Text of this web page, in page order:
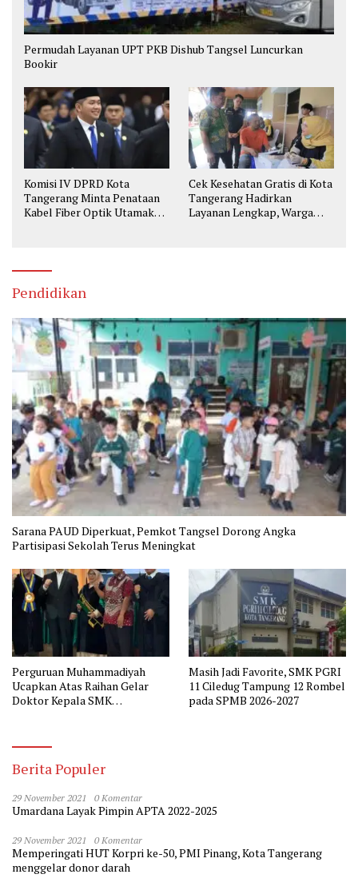
Permudah Layanan UPT PKB Dishub Tangsel Luncurkan
Bookir
Komisi IV DPRD Kota
Tangerang Minta Penataan
Kabel Fiber Optik Utamakan
Cek Kesehatan Gratis di Kota
Tangerang Hadirkan
Layanan Lengkap, Warga
Pendidikan
Sarana PAUD Diperkuat, Pemkot Tangsel Dorong Angka
Partisipasi Sekolah Terus Meningkat
Perguruan Muhammadiyah
Ucapkan Atas Raihan Gelar
Doktor Kepala SMK
Masih Jadi Favorite, SMK PGRI
11 Ciledug Tampung 12 Rombel
pada SPMB 2026-2027
Berita Populer
29 November 2021 0 Komentar
Umardana Layak Pimpin APTA 2022-2025
29 November 2021 0 Komentar
Memperingati HUT Korpri ke-50, PMI Pinang, Kota Tangerang
menggelar donor darah